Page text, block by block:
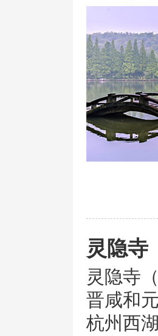
灵隐寺
灵隐寺
晋咸和
杭州西